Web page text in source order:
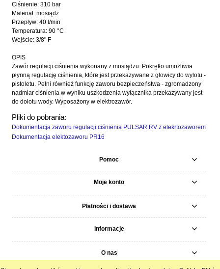
Ciśnienie: 310 bar
Materiał: mosiądz
Przepływ: 40 l/min
Temperatura: 90 °C
Wejście: 3/8" F
OPIS
Zawór regulacji ciśnienia wykonany z mosiądzu. Pokrętło umożliwia
płynną regulację ciśnienia, które jest przekazywane z głowicy do wylotu -
pistoletu. Pełni również funkcję zaworu bezpieczeństwa - zgromadzony
nadmiar ciśnienia w wyniku uszkodzenia wyłącznika przekazywany jest
do dolotu wody. Wyposażony w elektrozawór.
Pliki do pobrania:
Dokumentacja zaworu regulacji ciśnienia PULSAR RV z elekrtozaworem
Dokumentacja elektozaworu PR16
Pomoc
Moje konto
Płatności i dostawa
Informacje
O nas